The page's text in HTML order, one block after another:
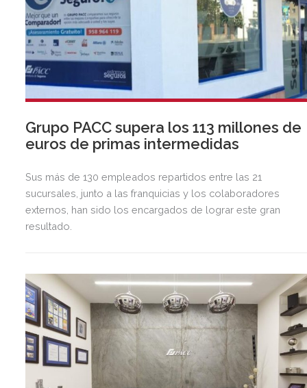
Grupo PACC supera los 113 millones de
euros de primas intermedidas
Sus más de 130 empleados repartidos entre las 21
sucursales, junto a las franquicias y los colaboradores
externos, han sido los encargados de lograr este gran
resultado.